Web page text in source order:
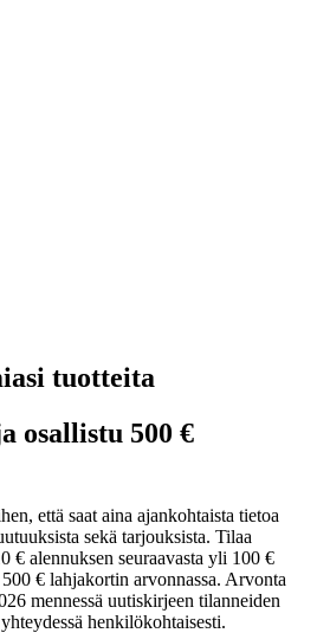
tuotteita
osallistu 500 €
että saat aina ajankohtaista tietoa
sekä tarjouksista. Tilaa
€ alennuksen seuraavasta yli 100 €
€ lahjakortin arvonnassa. Arvonta
mennessä uutiskirjeen tilanneiden
henkilökohtaisesti.